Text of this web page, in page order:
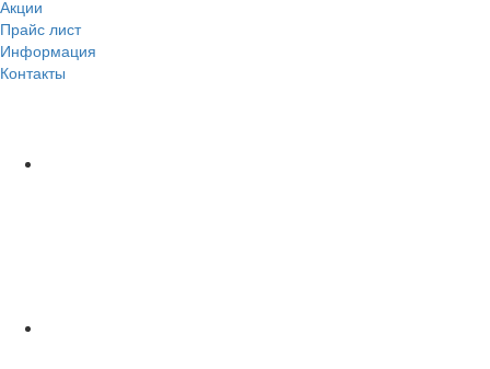
Акции
Прайс лист
Информация
Контакты